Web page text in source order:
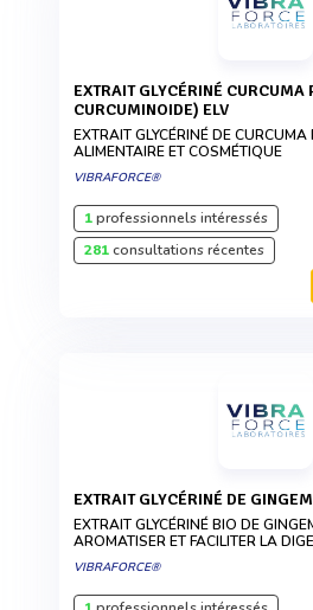
EXTRAIT GLYCÉRINÉ CURCUMA PIPÉRINE (95% DE
CURCUMINOIDE) ELV
EXTRAIT GLYCÉRINÉ DE
ALIMENTAIRE ET COSMÉTIQUE
VIBRAFORCE®
1professionnels intéressés
281consultations récentes
EXTRAIT GLYCÉRINÉ DE
EXTRAIT GLYCÉRINÉ BIO DE
AROMATISER ET FACILITER LA
VIBRAFORCE®